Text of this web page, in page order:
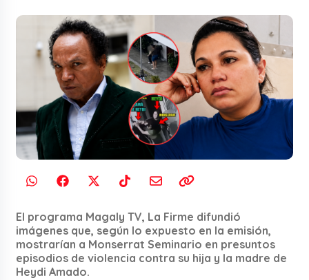
El programa Magaly TV, La Firme difundió
imágenes que, según lo expuesto en la emisión,
mostrarían a Monserrat Seminario en presuntos
episodios de violencia contra su hija y la madre de
Heydi Amado.